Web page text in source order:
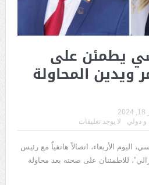
يطمئن على
ويدين المحاولة
و دولي لا يوجد تعليقات
اليوم الأربعاء، اتصالاً هاتفياً مع رئيس
للاطمئنان على صحته بعد محاولة